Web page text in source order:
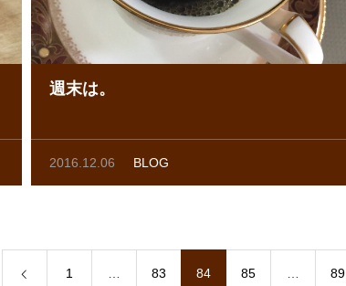
週末は。
2016.12.06 BLOG
1 83 84 85 89